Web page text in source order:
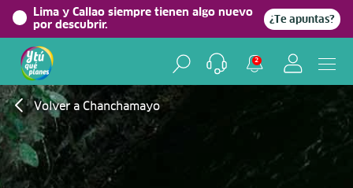
Lima y Callao siempre tienen algo nuevo
por descubrir.
¿Te apuntas?
2
Volver a Chanchamayo